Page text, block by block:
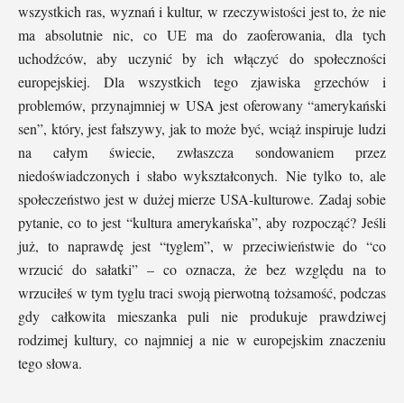
wszystkich ras, wyznań i kultur, w rzeczywistości jest to, że nie
ma absolutnie nic, co UE ma do zaoferowania, dla tych
uchodźców, aby uczynić by ich włączyć do społeczności
europejskiej. Dla wszystkich tego zjawiska grzechów i
problemów, przynajmniej w USA jest oferowany “amerykański
sen”, który, jest fałszywy, jak to może być, wciąż inspiruje ludzi
na całym świecie, zwłaszcza sondowaniem przez
niedoświadczonych i słabo wykształconych. Nie tylko to, ale
społeczeństwo jest w dużej mierze USA-kulturowe. Zadaj sobie
pytanie, co to jest “kultura amerykańska”, aby rozpocząć? Jeśli
już, to naprawdę jest “tyglem”, w przeciwieństwie do “co
wrzucić do sałatki” – co oznacza, że bez względu na to
wrzuciłeś w tym tyglu traci swoją pierwotną tożsamość, podczas
gdy całkowita mieszanka puli nie produkuje prawdziwej
rodzimej kultury, co najmniej a nie w europejskim znaczeniu
tego słowa.